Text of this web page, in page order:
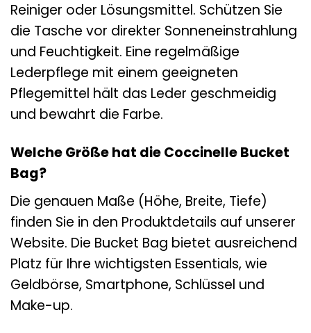
Reiniger oder Lösungsmittel. Schützen Sie
die Tasche vor direkter Sonneneinstrahlung
und Feuchtigkeit. Eine regelmäßige
Lederpflege mit einem geeigneten
Pflegemittel hält das Leder geschmeidig
und bewahrt die Farbe.
Welche Größe hat die Coccinelle Bucket
Bag?
Die genauen Maße (Höhe, Breite, Tiefe)
finden Sie in den Produktdetails auf unserer
Website. Die Bucket Bag bietet ausreichend
Platz für Ihre wichtigsten Essentials, wie
Geldbörse, Smartphone, Schlüssel und
Make-up.